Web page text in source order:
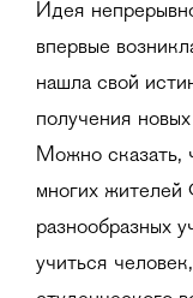
Идея
впервые
нашла свой
получения
Можно сказать,
многих
разнообразных
учиться